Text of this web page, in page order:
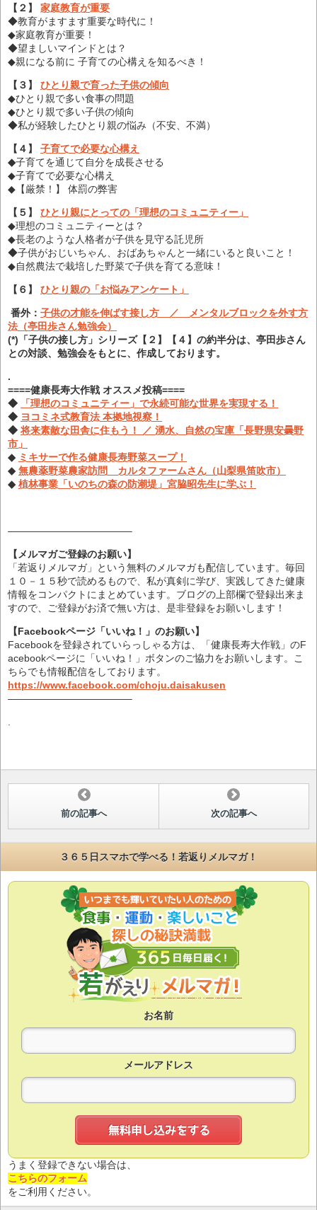
【２】 家庭教育が重要
◆教育がますます重要な時代に！
◆家庭教育が重要！
◆望ましいマインドとは？
◆親になる前に 子育ての心構えを知るべき！
【３】 ひとり親で育った子供の傾向
◆ひとり親で多い食事の問題
◆ひとり親で多い子供の傾向
◆私が経験したひとり親の悩み（不安、不満）
【４】 子育てで必要な心構え
◆子育てを通じて自分を成長させる
◆子育てで必要な心構え
◆【厳禁！】 体罰の弊害
【５】 ひとり親にとっての「理想のコミュニティー」
◆理想のコミュニティーとは？
◆長老のような人格者が子供を見守る託児所
◆子供がおじいちゃん、おばあちゃんと一緒にいると良いこと！
◆自然農法で栽培した野菜で子供を育てる意味！
【６】 ひとり親の「お悩みアンケート」
番外： 子供の才能を伸ばす接し方 ／ メンタルブロックを外す方
法（亭田歩さん勉強会）
(*)「子供の接し方」シリーズ【２】【４】の約半分は、 亭田歩さん
との対談、勉強会をもとに、作成しております。
.
====健康長寿大作戦 オススメ投稿====
◆
「理想のコミュニティー」で永続可能な世界を実現する！
◆ ヨコミネ式教育法 本拠地視察！
◆ 将来素敵な田舎に住もう！ ／ 湧水、自然の宝庫「長野県安曇野
市」
◆ ミキサーで作る健康長寿野菜スープ！
◆ 無農薬野菜農家訪問 カルタファームさん（山梨県笛吹市）
◆ 植林事業「いのちの森の防潮堤」宮脇昭先生に学ぶ！
————————————–
【メルマガご登録のお願い】
「若返りメルマガ」という無料のメルマガも配信しています。毎回
１０－１５秒で読めるもので、私が真剣に学び、実践してきた健康
情報をコンパクトにまとめています。ブログの上部欄で登録出来ま
すので、ご登録がお済で無い方は、是非登録をお願いします！
【Facebookページ「いいね！」のお願い】
Facebookを登録されていらっしゃる方は、「健康長寿大作戦」のF
acebookページに「いいね！」ボタンのご協力をお願いします。こ
ちらでも情報配信をしております。
https://www.facebook.com/choju.daisakusen
————————————–
前の記事へ 次の記事へ
３６５日スマホで学べる！若返りメルマガ！
お名前
メールアドレス
うまく登録できない場合は、
こちらのフォーム
をご利用ください。